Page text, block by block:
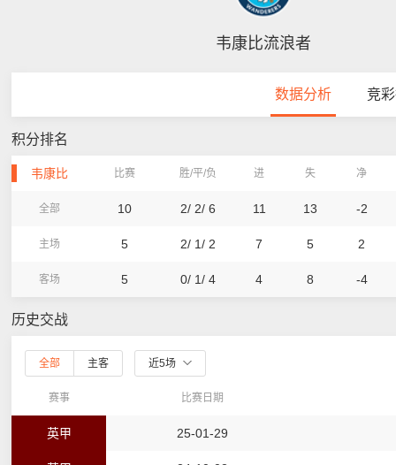
韦康比流浪者
数据分析 竞
积分排名
韦康比 比赛 胜/平/负 进 失 净
全部 10 2/ 2/ 6 11 13 -2
主场 5 2/ 1/ 2 7 5 2
客场 5 0/ 1/ 4 4 8 -4
历史交战
全部 主客 近5场
赛事 比赛日期
英甲 25-01-29